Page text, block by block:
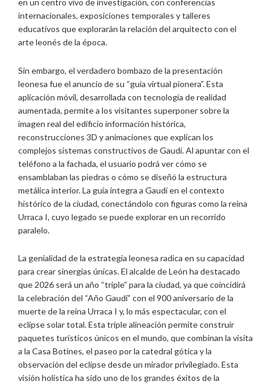
en un centro vivo de investigación, con conferencias
internacionales, exposiciones temporales y talleres
educativos que explorarán la relación del arquitecto con el
arte leonés de la época.
Sin embargo, el verdadero bombazo de la presentación
leonesa fue el anuncio de su “guía virtual pionera”. Esta
aplicación móvil, desarrollada con tecnología de realidad
aumentada, permite a los visitantes superponer sobre la
imagen real del edificio información histórica,
reconstrucciones 3D y animaciones que explican los
complejos sistemas constructivos de Gaudí. Al apuntar con el
teléfono a la fachada, el usuario podrá ver cómo se
ensamblaban las piedras o cómo se diseñó la estructura
metálica interior. La guía integra a Gaudí en el contexto
histórico de la ciudad, conectándolo con figuras como la reina
Urraca I, cuyo legado se puede explorar en un recorrido
paralelo.
La genialidad de la estrategia leonesa radica en su capacidad
para crear sinergias únicas. El alcalde de León ha destacado
que 2026 será un año “triple” para la ciudad, ya que coincidirá
la celebración del “Año Gaudí” con el 900 aniversario de la
muerte de la reina Urraca I y, lo más espectacular, con el
eclipse solar total. Esta triple alineación permite construir
paquetes turísticos únicos en el mundo, que combinan la visita
a la Casa Botines, el paseo por la catedral gótica y la
observación del eclipse desde un mirador privilegiado. Esta
visión holística ha sido uno de los grandes éxitos de la